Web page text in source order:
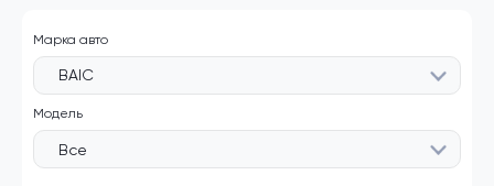
Марка авто
BAIC
Модель
Все